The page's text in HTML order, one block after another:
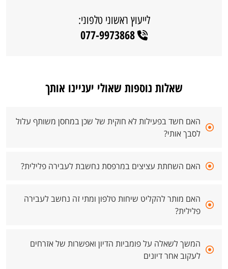
לייעוץ ראשוני טלפוני:
077-9973868
שאלות נוספות שאולי יעניינו אותך
האם חשד בפעילות לא חוקית של שכן במחסן משותף עלול
לסבך אותי?
האם השחתת עציצים במרפסת נחשבת לעבירה פלילית?
האם מותר להקליט שיחות טלפון ומתי זה נחשב לעבירה
פלילית?
המשך לשאלה על פומביות הדיון ואפשרות של אזרחים
לעקוב אחר דיונים